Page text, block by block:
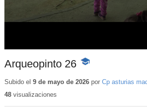
Arqueopinto 26 -
educativo
Subido el 9 de mayo de 2026por Cp asturias
48visualizaciones